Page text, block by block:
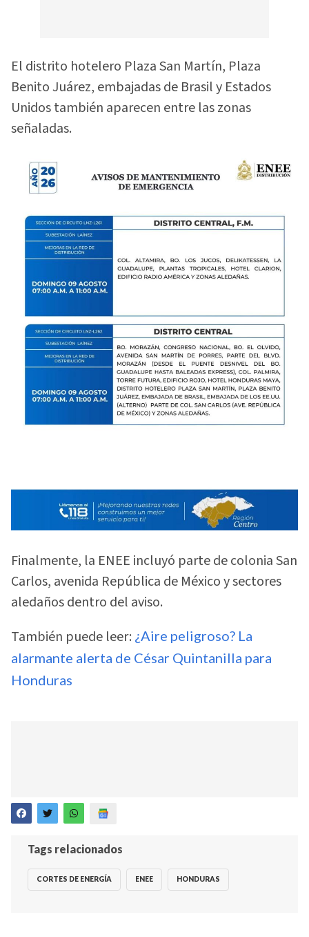
El distrito hotelero Plaza San Martín, Plaza
Benito Juárez, embajadas de Brasil y Estados
Unidos también aparecen entre las zonas
señaladas.
Finalmente, la ENEE incluyó parte de colonia San
Carlos, avenida República de México y sectores
aledaños dentro del aviso.
También puede leer: ¿Aire peligroso? La
alarmante alerta de César Quintanilla para
Honduras
Tags relacionados
CORTES DE ENERGÍA ENEE HONDURAS